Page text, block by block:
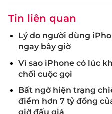
Tin liên quan
Lý do người dùng
ngay bây giờ
Vì sao iPhone có lúc
chối cuộc gọi
Bất ngờ hiện trạng
điểm hơn 7 tỷ đồng